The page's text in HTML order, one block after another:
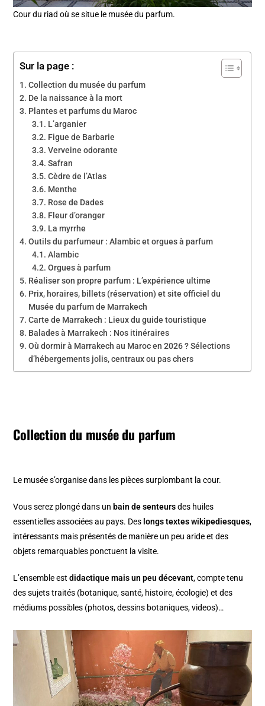
Cour du riad où se situe le musée du parfum.
Sur la page :
Collection du musée du parfum
De la naissance à la mort
Plantes et parfums du Maroc
L’arganier
Figue de Barbarie
Verveine odorante
Safran
Cèdre de l’Atlas
Menthe
Rose de Dades
Fleur d’oranger
La myrrhe
Outils du parfumeur : Alambic et orgues à parfum
Alambic
Orgues à parfum
Réaliser son propre parfum : L’expérience ultime
Prix, horaires, billets (réservation) et site officiel du
Musée du parfum de Marrakech
Carte de Marrakech : Lieux du guide touristique
Balades à Marrakech : Nos itinéraires
Où dormir à Marrakech au Maroc en 2026 ? Sélections
d’hébergements jolis, centraux ou pas chers
Collection du musée du parfum
Le musée s’organise dans les pièces surplombant la cour.
Vous serez plongé dans un bain de senteursdes huiles
essentielles associées au pays. Des longs textes wikipediesques,
intéressants mais présentés de manière un peu aride et des
objets remarquables ponctuent la visite.
L’ensemble estdidactique mais un peu décevant, compte tenu
des sujets traités (botanique, santé, histoire, écologie) et des
médiums possibles (photos, dessins botaniques, videos)…